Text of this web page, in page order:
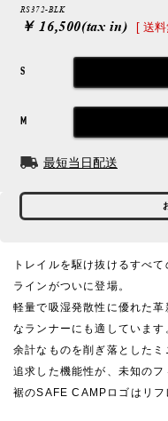
RS372-BLK
￥ 16,500(tax in) [ 送
S
M
最短当日配送
トレイルを駆け抜けるすべ
ラインがついに登場。
軽量で吸湿発散性に優れた
なランナーにも適しています
余計なものを削ぎ落とした
追求した機能性が、未知のフ
裾のSAFE CAMPロゴはリフ